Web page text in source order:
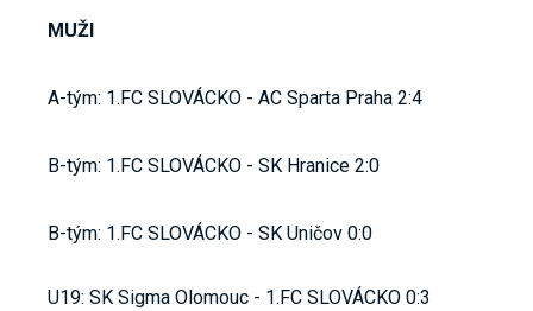
MUŽI
A-tým: 1.FC SLOVÁCKO - AC Sparta Praha 2:4
B-tým: 1.FC SLOVÁCKO - SK Hranice 2:0
B-tým: 1.FC SLOVÁCKO - SK Uničov 0:0
U19: SK Sigma Olomouc - 1.FC SLOVÁCKO 0:3